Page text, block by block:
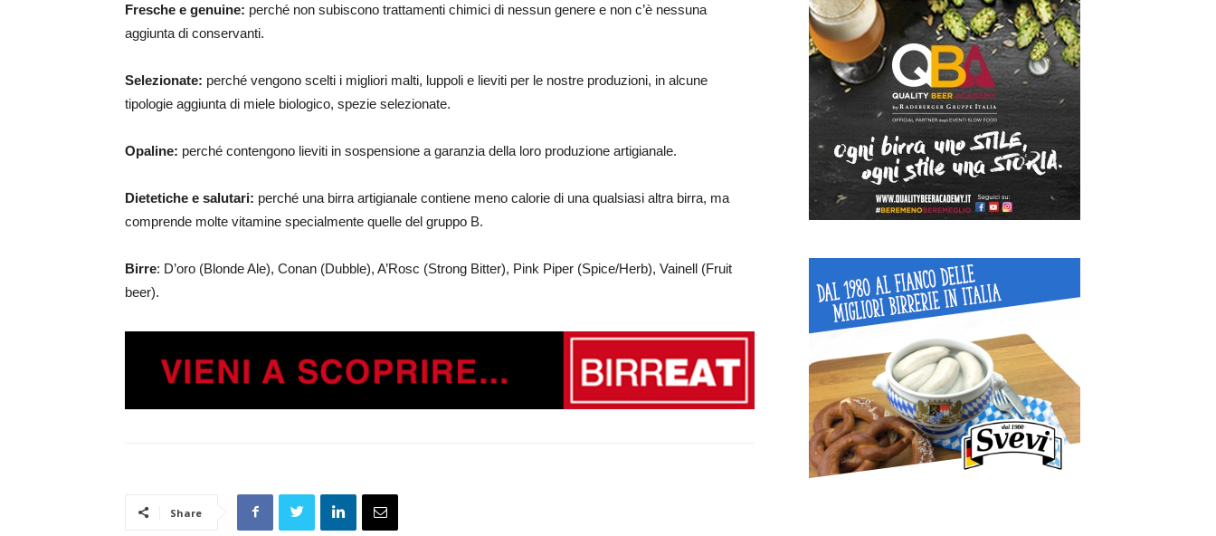
Fresche e genuine: perché non subiscono trattamenti chimici di nessun genere e non c’è nessuna
aggiunta di conservanti.
Selezionate: perché vengono scelti i migliori malti, luppoli e lieviti per le nostre produzioni, in alcune
tipologie aggiunta di miele biologico, spezie selezionate.
Opaline: perché contengono lieviti in sospensione a garanzia della loro produzione artigianale.
Dietetiche e salutari: perché una birra artigianale contiene meno calorie di una qualsiasi altra birra, ma
comprende molte vitamine specialmente quelle del gruppo B.
Birre: D’oro (Blonde Ale), Conan (Dubble), A’Rosc (Strong Bitter), Pink Piper (Spice/Herb), Vainell (Fruit
beer).
Share